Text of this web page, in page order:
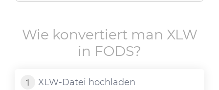
Wie konvertiert man XLW
in FODS?
XLW-Datei hochladen